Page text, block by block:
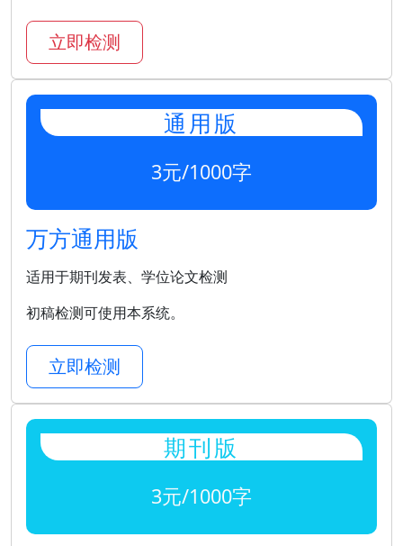
立即检测
通用版
3元/1000字
万方通用版
适用于期刊发表、学位论文检测
初稿检测可使用本系统。
立即检测
期刊版
3元/1000字